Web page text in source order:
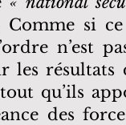
Comme si
n’est
les
qu’ils
des